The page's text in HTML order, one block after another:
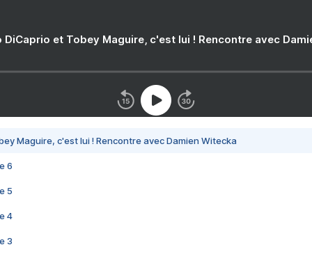
DiCaprio et Tobey Maguire, c'est lui ! Rencontre avec
Maguire, c'est lui ! Rencontre avec Damien Witecka
6
5
4
3